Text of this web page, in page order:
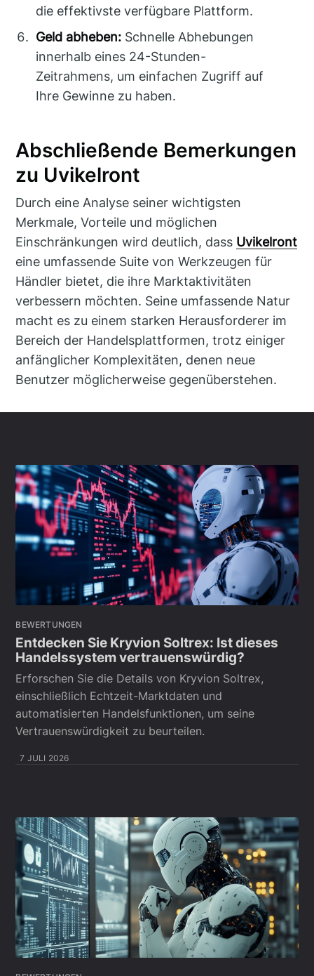
die effektivste verfügbare Plattform.
Geld abheben: Schnelle Abhebungen
innerhalb eines 24-Stunden-
Zeitrahmens, um einfachen Zugriff auf
Ihre Gewinne zu haben.
Abschließende Bemerkungen
zu Uvikelront
Durch eine Analyse seiner wichtigsten
Merkmale, Vorteile und möglichen
Einschränkungen wird deutlich, dass Uvikelront
eine umfassende Suite von Werkzeugen für
Händler bietet, die ihre Marktaktivitäten
verbessern möchten. Seine umfassende Natur
macht es zu einem starken Herausforderer im
Bereich der Handelsplattformen, trotz einiger
anfänglicher Komplexitäten, denen neue
Benutzer möglicherweise gegenüberstehen.
BEWERTUNGEN
Entdecken Sie Kryvion Soltrex: Ist dieses
Handelssystem vertrauenswürdig?
Erforschen Sie die Details von Kryvion Soltrex,
einschließlich Echtzeit-Marktdaten und
automatisierten Handelsfunktionen, um seine
Vertrauenswürdigkeit zu beurteilen.
7 JULI 2026